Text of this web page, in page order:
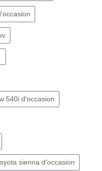
540i d'occasion
sienna d'occasion